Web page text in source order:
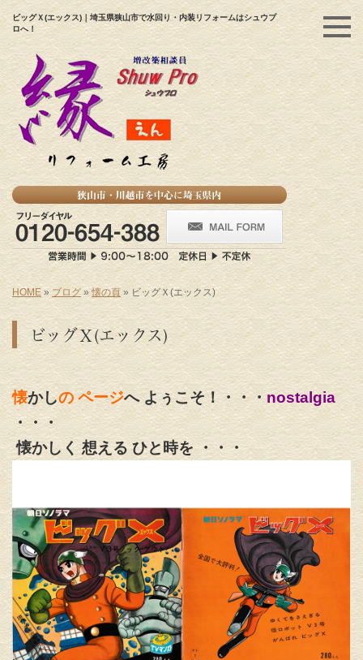
ビッグＸ(エックス)｜埼玉県狭山市で水回り・内装リフォームはシュウプ
ロへ！
HOME »ブログ » 懐の頁 » ビッグＸ(エックス)
ビッグＸ(エックス)
懐かしの ページへ よぅこそ！・・・nostalgia
・・・
懐かしく 想える ひと時を ・・・